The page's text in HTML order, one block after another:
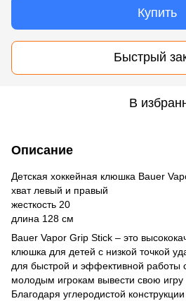
Купить
Быстрый
В
Описание
Детская хоккейная клюшка Bauer
хват левый и правый
жесткость 20
длина 128 см
Bauer Vapor Grip Stick – это
клюшка для детей с низкой точкой
для быстрой и эффективной работы
молодым игрокам вывести свою игру
Благодаря углеродистой